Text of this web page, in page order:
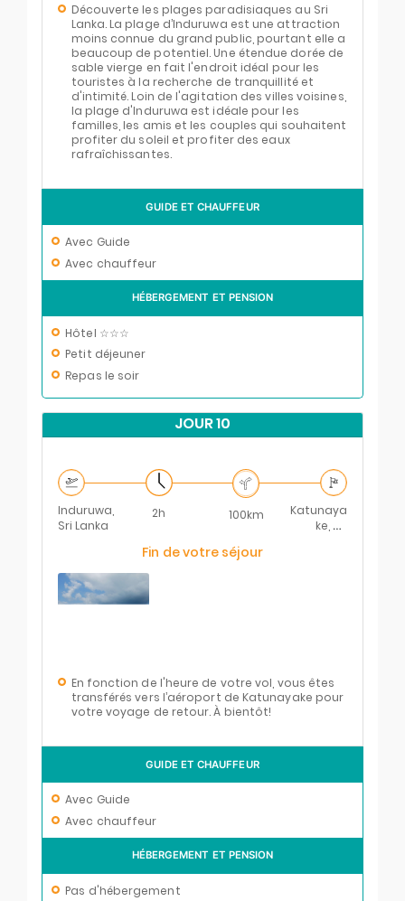
Découverte les plages paradisiaques au Sri
Lanka. La plage d’Induruwa est une attraction
moins connue du grand public, pourtant elle a
beaucoup de potentiel. Une étendue dorée de
sable vierge en fait l'endroit idéal pour les
touristes à la recherche de tranquillité et
d'intimité. Loin de l'agitation des villes voisines,
la plage d'Induruwa est idéale pour les
familles, les amis et les couples qui souhaitent
profiter du soleil et profiter des eaux
rafraîchissantes.
GUIDE ET CHAUFFEUR
Avec Guide
Avec chauffeur
HÉBERGEMENT ET PENSION
Hôtel ☆☆☆
Petit déjeuner
Repas le soir
JOUR 10
2h 100km
Induruwa,
Sri Lanka
Katunaya
ke, Sri
Fin de votre séjour
En fonction de l'heure de votre vol, vous êtes
transférés vers l’aéroport de Katunayake pour
votre voyage de retour. À bientôt!
GUIDE ET CHAUFFEUR
Avec Guide
Avec chauffeur
HÉBERGEMENT ET PENSION
Pas d'hébergement